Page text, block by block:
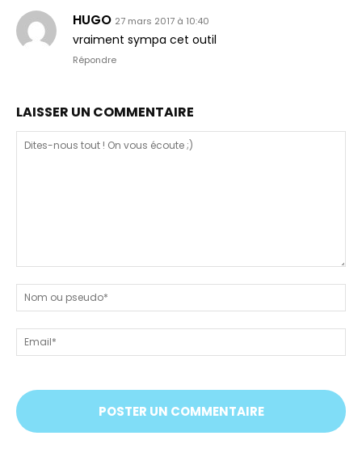
HUGO 27 mars 2017 à 10:40
vraiment sympa cet outil
Répondre
LAISSER UN COMMENTAIRE
nous
tout
!
On
vous
;)
ou